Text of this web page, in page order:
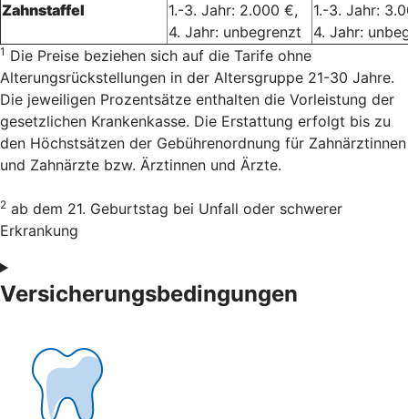
Zahnstaffel
1.-3. Jahr: 2.000 €,
4. Jahr: unbegrenzt
1.-3. Jahr:
4. Jahr:
1 Die Preise beziehen sich auf die Tarife ohne
Alterungsrückstellungen in der Altersgruppe 21-30 Jahre.
Die jeweiligen Prozentsätze enthalten die Vorleistung der
gesetzlichen Krankenkasse. Die Erstattung erfolgt bis zu
den Höchstsätzen der Gebührenordnung für Zahnärztinnen
und Zahnärzte bzw. Ärztinnen und Ärzte.
2 ab dem 21. Geburtstag bei Unfall oder schwerer
Erkrankung
Versicherungsbedingungen